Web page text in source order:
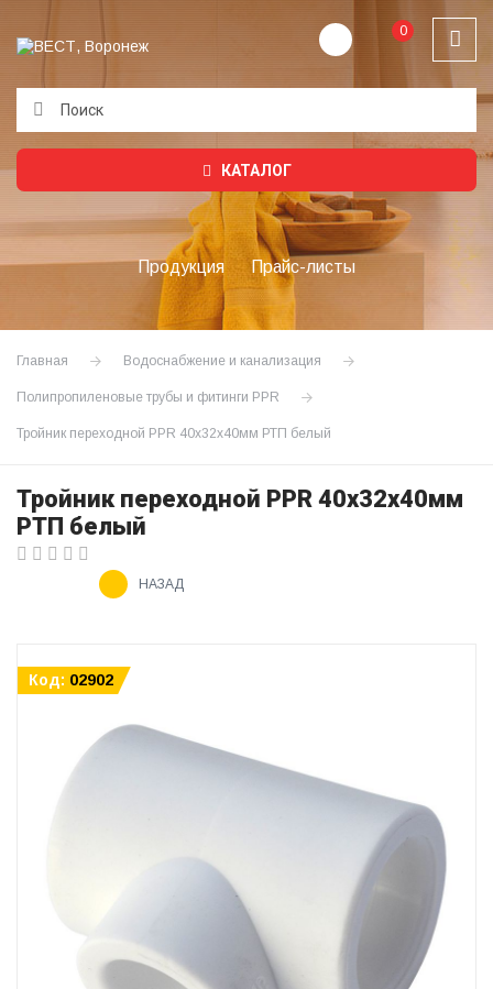
0
КАТАЛОГ
Продукция Прайс-листы
Главная Водоснабжение и канализация
Полипропиленовые трубы и фитинги PPR
Тройник переходной PPR 40х32х40мм РТП белый
Тройник переходной PPR 40х32х40мм
РТП белый
НАЗАД
Код: 02902